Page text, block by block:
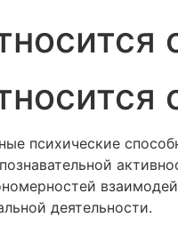
психические
деятельности.